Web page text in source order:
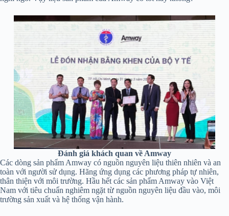
Đánh giá khách quan về Amway
Các dòng sản phẩm Amway có nguồn nguyên liệu thiên nhiên và an
toàn với người sử dụng. Hãng ứng dụng các phương pháp tự nhiên,
thân thiện với môi trường. Hầu hết các sản phẩm Amway vào Việt
Nam với tiêu chuẩn nghiêm ngặt từ nguồn nguyên liệu đầu vào, môi
trường sản xuất và hệ thống vận hành.